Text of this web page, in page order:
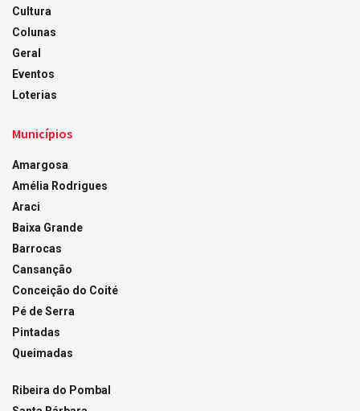
Cultura
Colunas
Geral
Eventos
Loterias
Municípios
Amargosa
Amélia Rodrigues
Araci
Baixa Grande
Barrocas
Cansanção
Conceição do Coité
Pé de Serra
Pintadas
Queimadas
Ribeira do Pombal